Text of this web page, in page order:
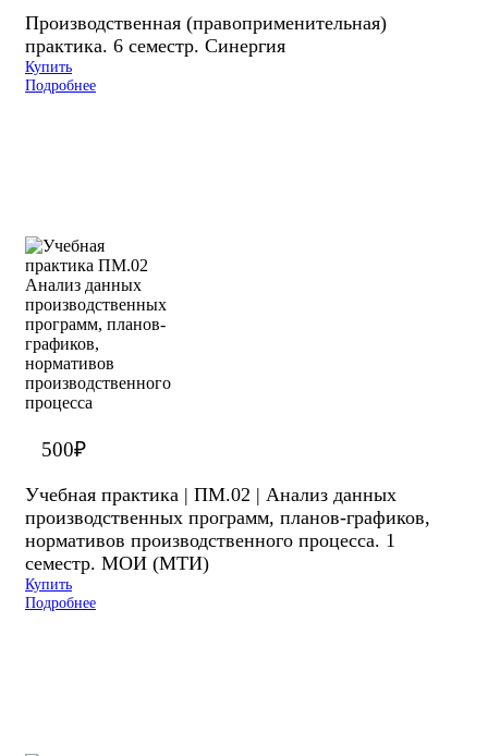
Производственная (правоприменительная)
практика. 6 семестр. Синергия
Купить
Подробнее
500₽
Учебная практика | ПМ.02 | Анализ данных
производственных программ, планов-графиков,
нормативов производственного процесса. 1
семестр. МОИ (МТИ)
Купить
Подробнее